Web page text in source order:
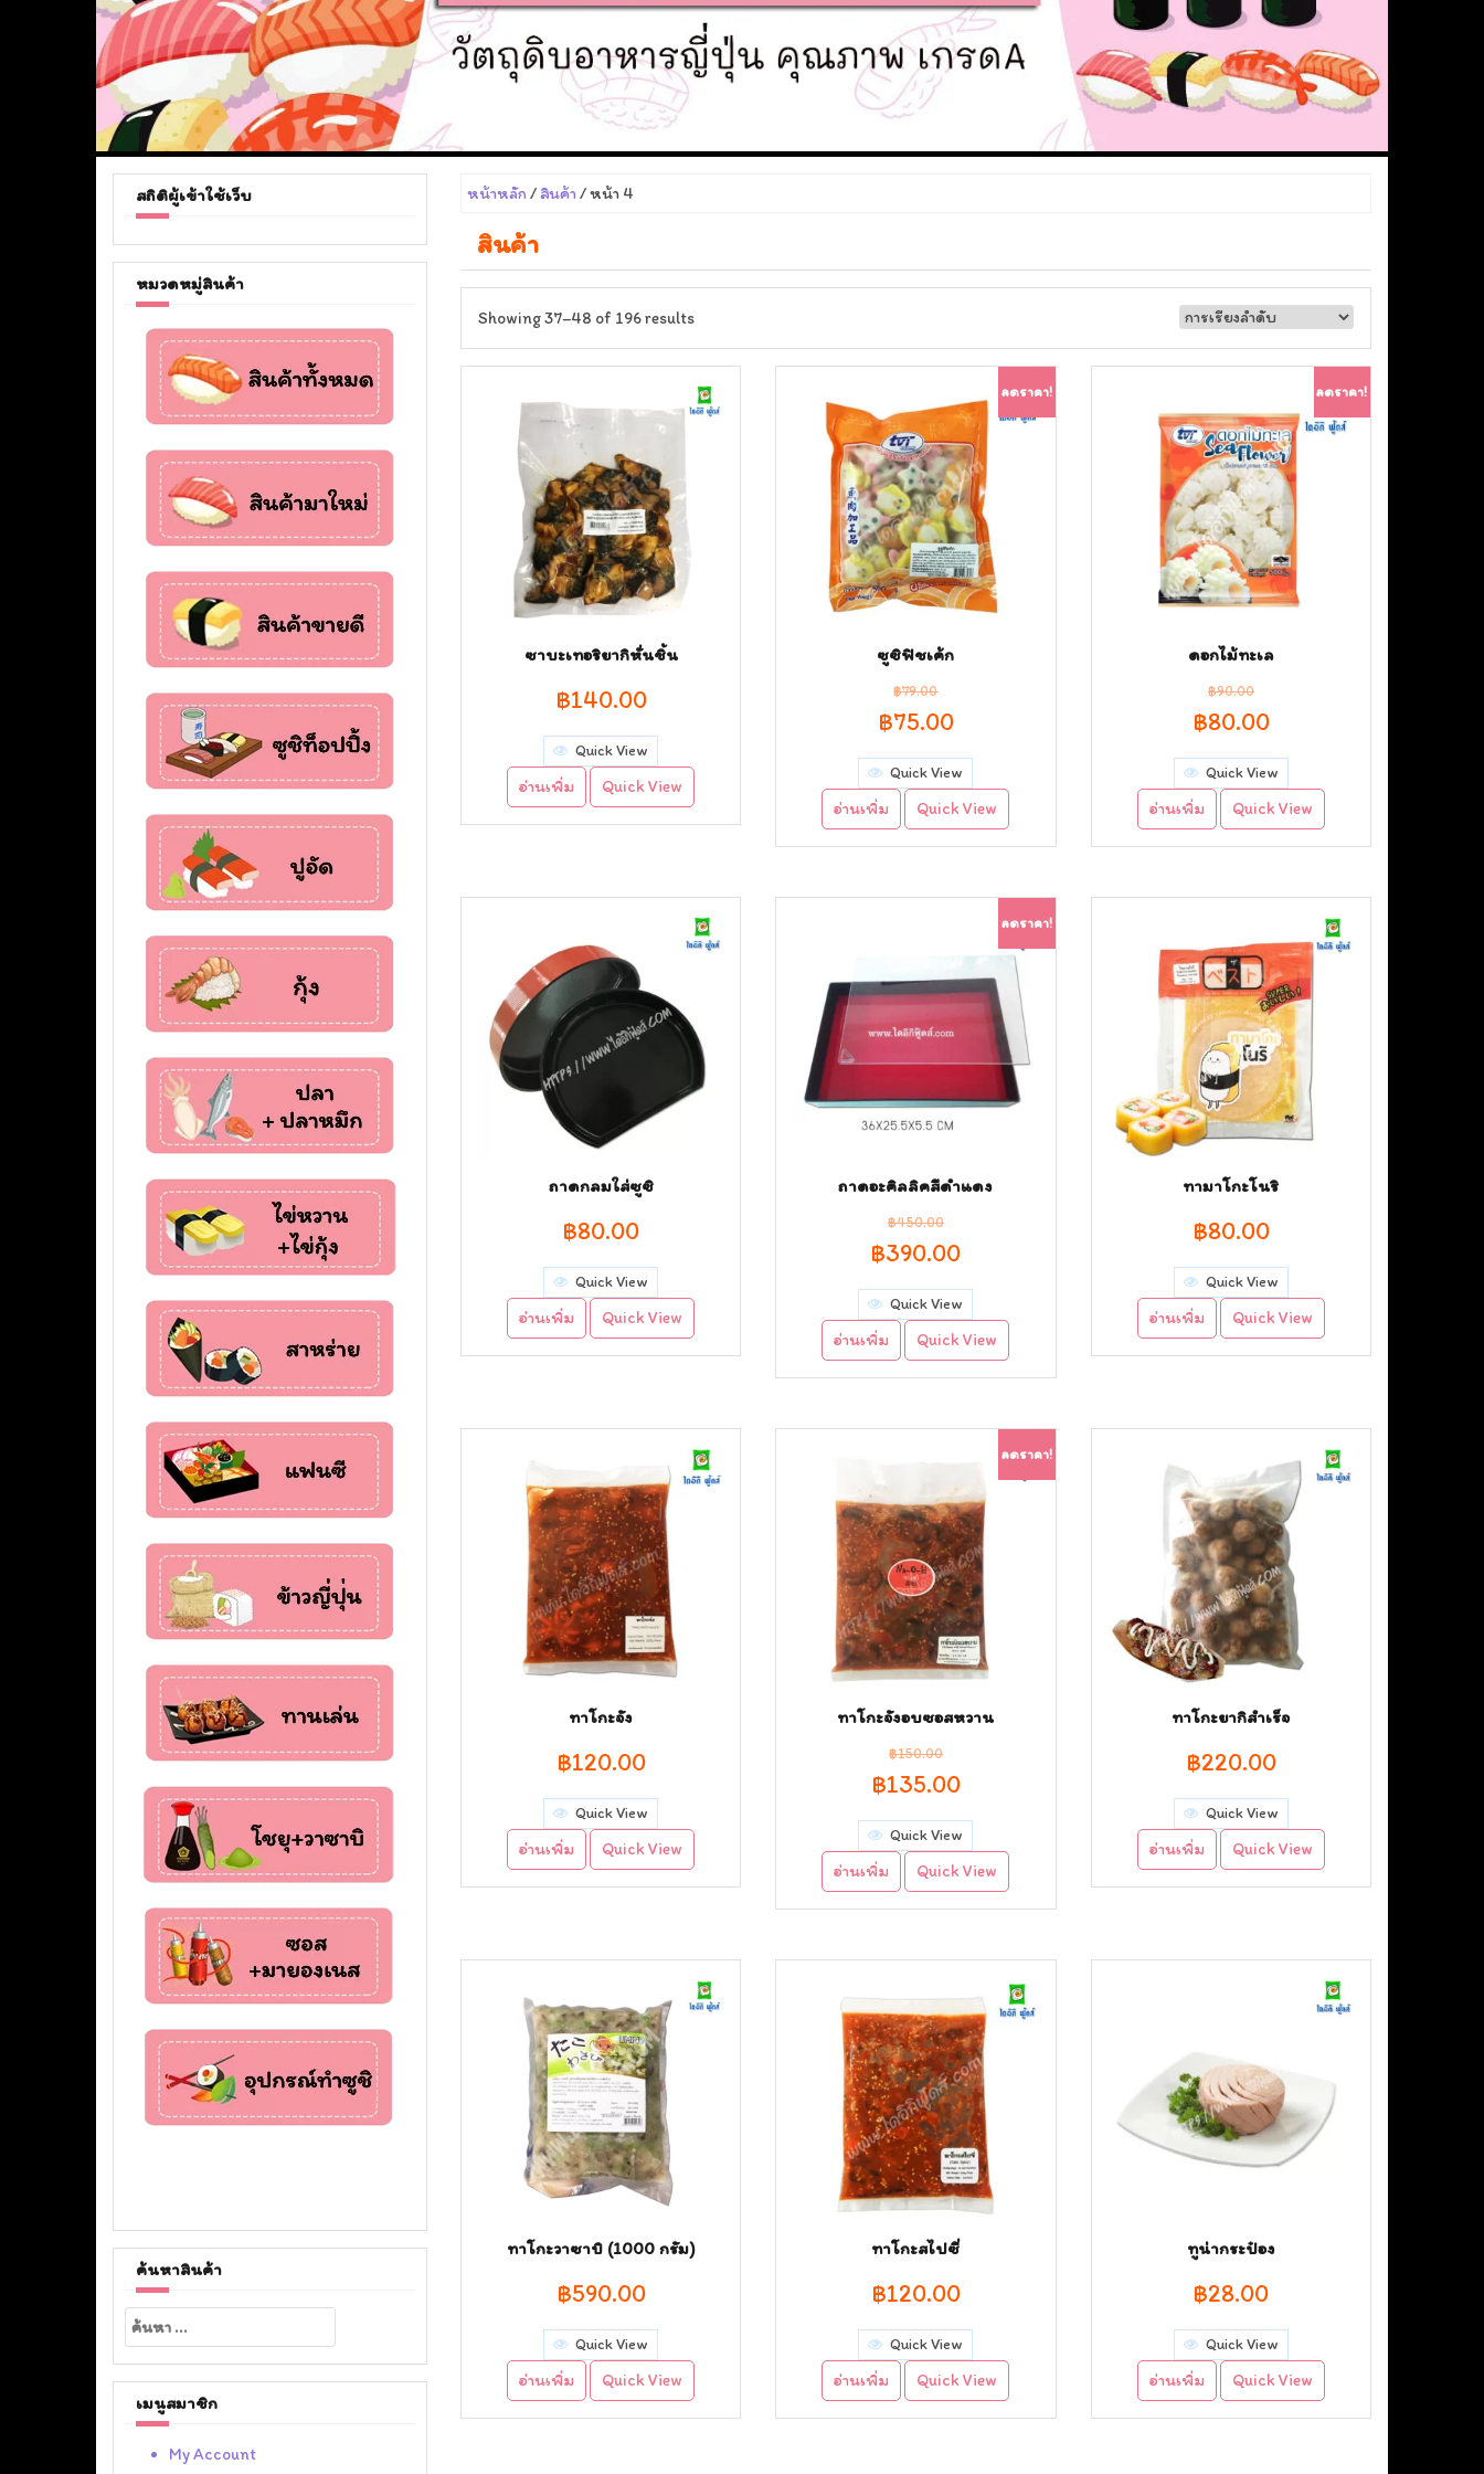
หน้าหลัก /สินค้า / หน้า 4
สินค้า
Showing 37–48 of 196 results
ซาบะเทอริยากิหั่นชิ้น
฿140.00
Quick View
อ่านเพิ่ม Quick View
ลดราคา!
ซูซิฟิชเค้ก
฿79.00
Original
price
was:
฿79.00.
฿75.00Current
price
is:
฿75.00.
Quick View
อ่านเพิ่ม Quick View
ลดราคา!
ดอกไม้ทะเล
฿90.00
Original
price
was:
฿90.00.
฿80.00Current
price
is:
฿80.00.
Quick View
อ่านเพิ่ม Quick View
ถาดกลมใส่ซูซิ
฿80.00
Quick View
อ่านเพิ่ม Quick View
ลดราคา!
ถาดอะคิลลิคสีดำแดง
฿450.00
Original
price
was:
฿450.00.
฿390.00Current
price
is:
฿390.00.
Quick View
อ่านเพิ่ม Quick View
ทามาโกะโนริ
฿80.00
Quick View
อ่านเพิ่ม Quick View
ทาโกะจัง
฿120.00
Quick View
อ่านเพิ่ม Quick View
ลดราคา!
ทาโกะจังอบซอสหวาน
฿150.00
Original
price
was:
฿150.00.
฿135.00Current
price
is:
฿135.00.
Quick View
อ่านเพิ่ม Quick View
ทาโกะยากิสำเร็จ
฿220.00
Quick View
อ่านเพิ่ม Quick View
ทาโกะวาซาบิ (1000 กรัม)
฿590.00
Quick View
อ่านเพิ่ม Quick View
ทาโกะสไปซี่
฿120.00
Quick View
อ่านเพิ่ม Quick View
ทูน่ากระป๋อง
฿28.00
Quick View
อ่านเพิ่ม Quick View
สถิติผู้เข้าใช้เว็บ
หมวดหมู่สินค้า
ค้นหาสินค้า
ค้นหา
สำหรับ:
เมนูสมาชิก
My Account